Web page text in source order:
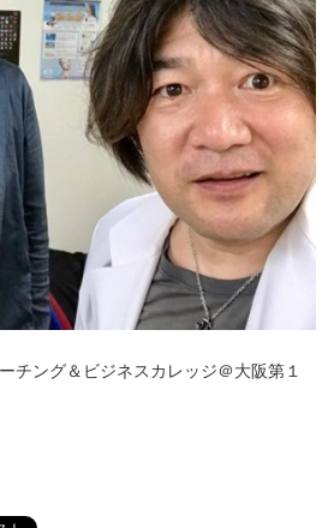
チング＆ビジネスカレッジ＠大阪第１